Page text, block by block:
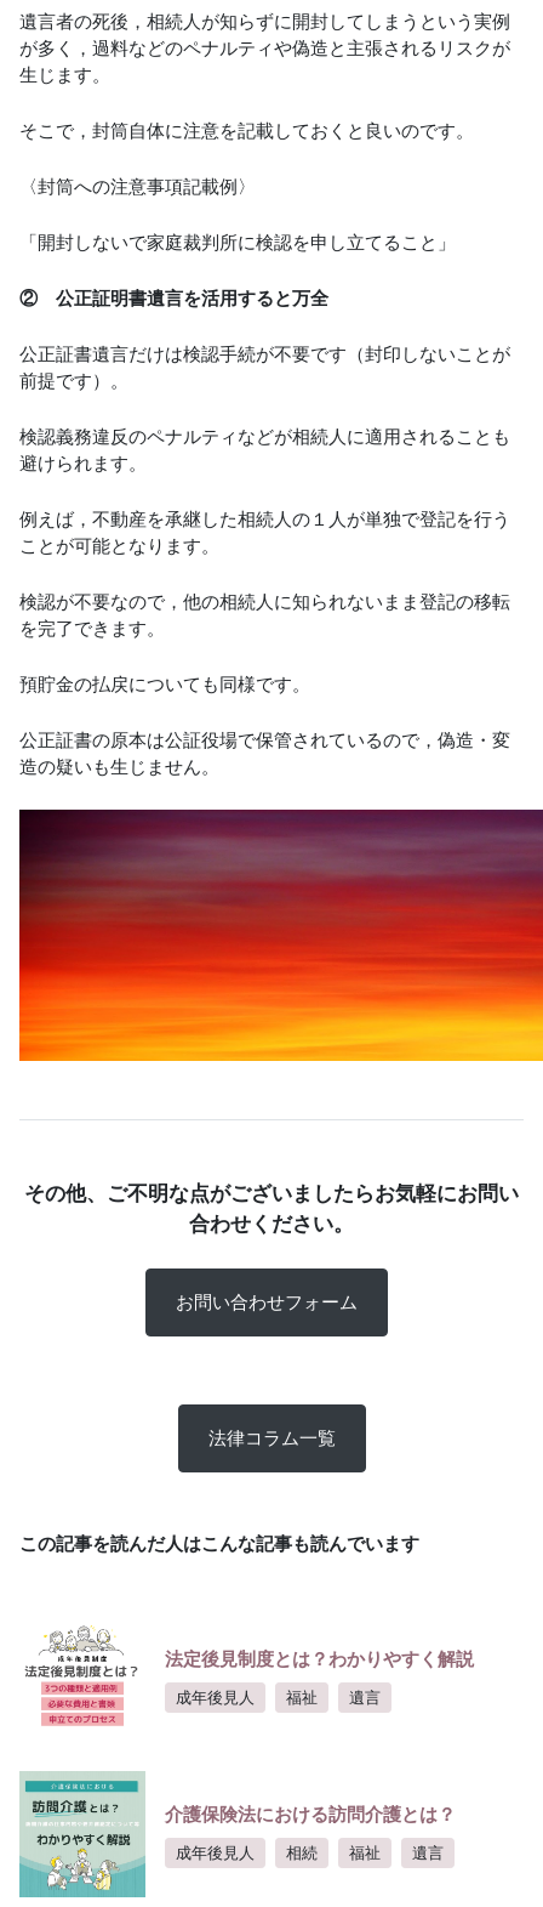
遺言者の死後，相続人が知らずに開封してしまうという実例
が多く，過料などのペナルティや偽造と主張されるリスクが
生じます。
そこで，封筒自体に注意を記載しておくと良いのです。
〈封筒への注意事項記載例〉
「開封しないで家庭裁判所に検認を申し立てること」
② 公正証明書遺言を活用すると万全
公正証書遺言だけは検認手続が不要です（封印しないことが
前提です）。
検認義務違反のペナルティなどが相続人に適用されることも
避けられます。
例えば，不動産を承継した相続人の１人が単独で登記を行う
ことが可能となります。
検認が不要なので，他の相続人に知られないまま登記の移転
を完了できます。
預貯金の払戻についても同様です。
公正証書の原本は公証役場で保管されているので，偽造・変
造の疑いも生じません。
その他、ご不明な点がございましたらお気軽にお問い
合わせください。
お問い合わせフォーム
法律コラム一覧
この記事を読んだ人はこんな記事も読んでいます
法定後見制度とは？わかりやすく解説
成年後見人 福祉 遺言
介護保険法における訪問介護とは？
成年後見人 相続 福祉 遺言